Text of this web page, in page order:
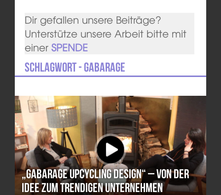
Dir gefallen unsere Beiträge?
Unterstütze unsere Arbeit bitte mit
einer SPENDE
Schlagwort - gabarage
„gabarage upcycling design“ – von der
Idee zum trendigen Unternehmen